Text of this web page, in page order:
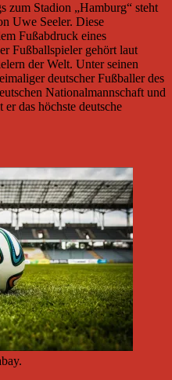
zum Stadion „Hamburg“ steht
Uwe Seeler. Diese
Fußabdruck eines
Fußballspieler gehört laut
der Welt. Unter seinen
deutscher Fußballer des
Nationalmannschaft und
das höchste deutsche